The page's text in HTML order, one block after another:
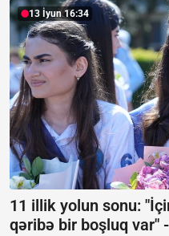
13 İyun 16:34
11 illik yolun sonu:
qəribə bir boşluq var" -